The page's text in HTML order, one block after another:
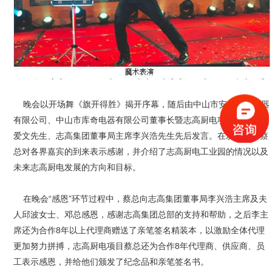
晚会以开场舞《旗开得胜》揭开序幕，随后由中山市安心生活电器
有限公司、中山市库奇电器有限公司董事长暨志高厨电项目总经理蔡
爱文先生、志高集团董事局主席李兴浩先生先后发言。在发言中，蔡
总对各界嘉宾的到来表示感谢，并介绍了志高厨电工业园的情况以及
未来志高厨电发展的方向和目标。
在晚会“感恩”环节过程中，蔡总向志高集团董事局李兴浩主席及夫
人邱波女士、邓总感恩，感谢志高集团总部的支持和帮助，之后李主
席还为合作8年以上代理商赠送了亲笔签名精装本，以激励全体代理
更加努力拼搏，志高厨电项目蔡总还为合作8年代理商、供应商、员
工表示感恩，并给他们颁发了纪念品和亲笔签名书。